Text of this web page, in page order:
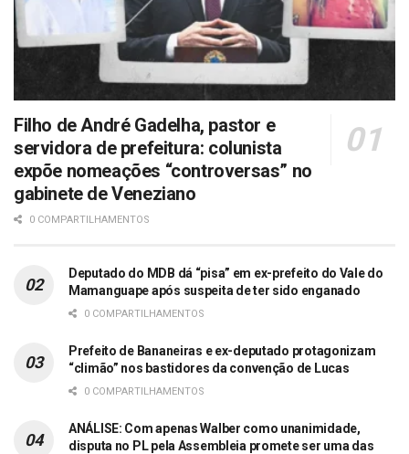
Filho de André Gadelha, pastor e
servidora de prefeitura: colunista
expõe nomeações “controversas” no
gabinete de Veneziano
0 COMPARTILHAMENTOS
Deputado do MDB dá “pisa” em ex-prefeito do Vale do
Mamanguape após suspeita de ter sido enganado
0 COMPARTILHAMENTOS
Prefeito de Bananeiras e ex-deputado protagonizam
“climão” nos bastidores da convenção de Lucas
0 COMPARTILHAMENTOS
ANÁLISE: Com apenas Walber como unanimidade,
disputa no PL pela Assembleia promete ser uma das